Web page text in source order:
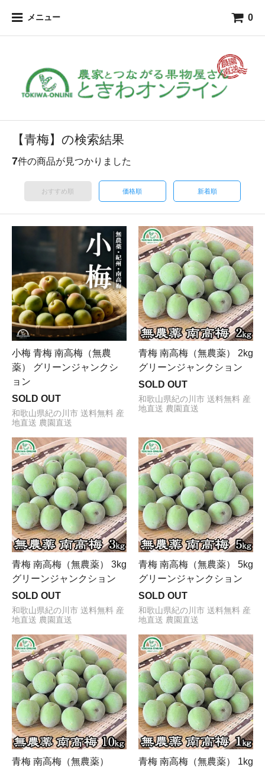
メニュー 0
【青梅】の検索結果
7件の商品が見つかりました
おすすめ順 価格順 新着順
小梅 青梅 南高梅（無農
薬） グリーンジャンクシ
ョン
SOLD OUT
和歌山県紀の川市 送料無料 産
地直送 農園直送
青梅 南高梅（無農薬） 2kg
グリーンジャンクション
SOLD OUT
和歌山県紀の川市 送料無料 産
地直送 農園直送
青梅 南高梅（無農薬） 3kg
グリーンジャンクション
SOLD OUT
和歌山県紀の川市 送料無料 産
地直送 農園直送
青梅 南高梅（無農薬） 5kg
グリーンジャンクション
SOLD OUT
和歌山県紀の川市 送料無料 産
地直送 農園直送
青梅 南高梅（無農薬）
青梅 南高梅（無農薬） 1kg